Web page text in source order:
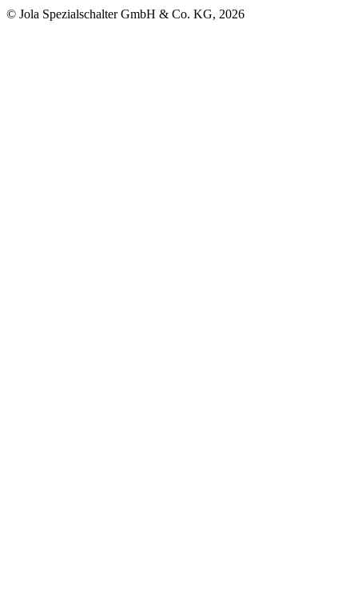
© Jola Spezialschalter GmbH & Co. KG, 2026